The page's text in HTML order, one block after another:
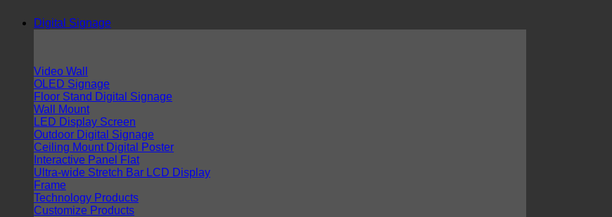
Digital Signage
Video Wall
OLED Signage
Floor Stand Digital Signage
Wall Mount
LED Display Screen
Outdoor Digital Signage
Ceiling Mount Digital Poster
Interactive Panel Flat
Ultra-wide Stretch Bar LCD Display
Frame
Technology Products
Customize Products